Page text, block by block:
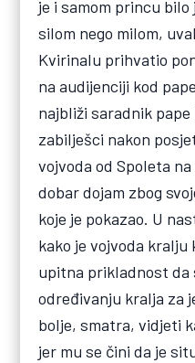
je i samom princu
silom nego milom,
Kvirinalu prihvatio
na audijenciji kod
najbliži saradnik
zabilješci nakon
vojvoda od Spoleta
dobar dojam zbog
koje je pokazao. U
kako je vojvoda kralju
upitna prikladnost da
određivanju kralja za
bolje, smatra, vidjeti
jer mu se čini da je